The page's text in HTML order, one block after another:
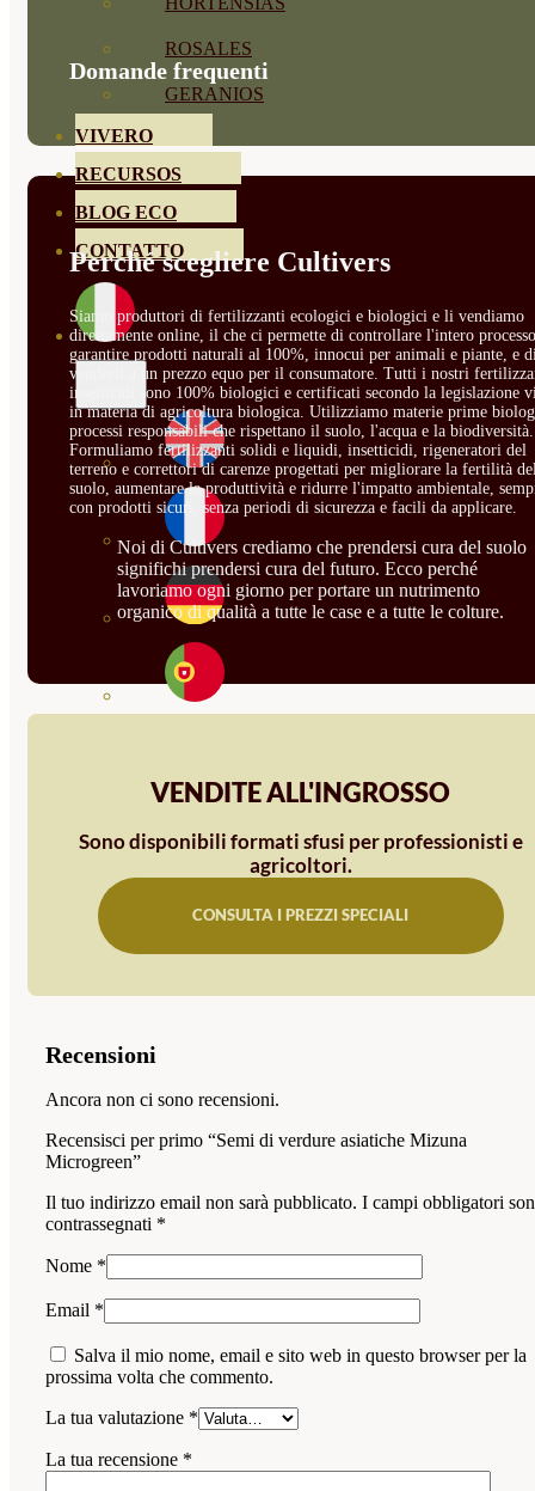
ROSALES
GERANIOS
VIVERO
RECURSOS
BLOG ECO
CONTATTO
Domande frequenti
Perché scegliere Cultivers
Siamo produttori di fertilizzanti ecologici e biologici e li vendiamo
direttamente online, il che ci permette di controllare l'intero
garantire prodotti naturali al 100%, innocui per animali e piante, e
venderli a un prezzo equo per il consumatore. Tutti i nostri
insetticidi sono 100% biologici e certificati secondo la legislazione
in materia di agricoltura biologica. Utilizziamo materie prime
processi responsabili che rispettano il suolo, l'acqua e la biodiversità.
Formuliamo fertilizzanti solidi e liquidi, insetticidi, rigeneratori del
terreno e correttori di carenze progettati per migliorare la fertilità
suolo, aumentare la produttività e ridurre l'impatto ambientale,
con prodotti sicuri, senza periodi di sicurezza e facili da applicare.
Noi di Cultivers crediamo che prendersi cura del suolo
significhi prendersi cura del futuro. Ecco perché
lavoriamo ogni giorno per portare un nutrimento
organico di qualità a tutte le case e a tutte le colture.
VENDITE ALL'INGROSSO
Sono disponibili formati sfusi per professionisti e
agricoltori.
CONSULTA I PREZZI SPECIALI
Recensioni
Ancora non ci sono recensioni.
Recensisci per primo “Semi di verdure asiatiche Mizuna
Microgreen”
Il tuo indirizzo email non sarà pubblicato. I campi obbligatori
contrassegnati *
Nome *
Email *
Salva il mio nome, email e sito web in questo browser per la
prossima volta che commento.
La tua valutazione *
La tua recensione *